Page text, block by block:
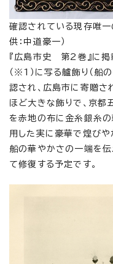
確認されている現存唯一
供：中道豪一）
『広島市史 第2巻』に
（※1）に写る艫飾り（船
認され、広島市に寄贈さ
ほど大きな飾りで、京都
を赤地の布に金糸銀糸の
用した実に豪華で煌び
船の華やかさの一端を伝
て修復する予定です。